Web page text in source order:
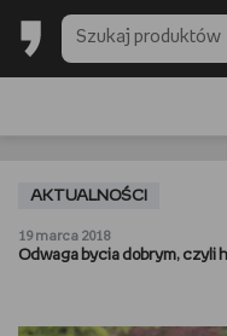
BACK TO SCHOOL
SŁUCHAM
AKTUALNOŚCI
19 marca 2018
Odwaga bycia dobrym, czyli